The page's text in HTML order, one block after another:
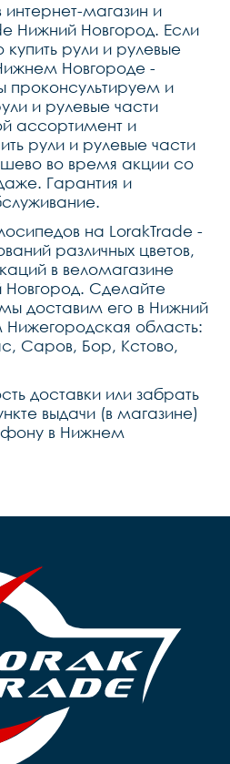
магазин и
Нижний Новгород. Если
рули и рулевые
Новгороде -
проконсультируем и
и рулевые части
ассортимент и
рули и рулевые части
во время акции со
Гарантия и
на LorakTrade -
различных цветов,
в веломагазине
Сделайте
доставим его в Нижний
область:
Саров, Бор, Кстово,
доставки или забрать
выдачи (в магазине)
в Нижнем